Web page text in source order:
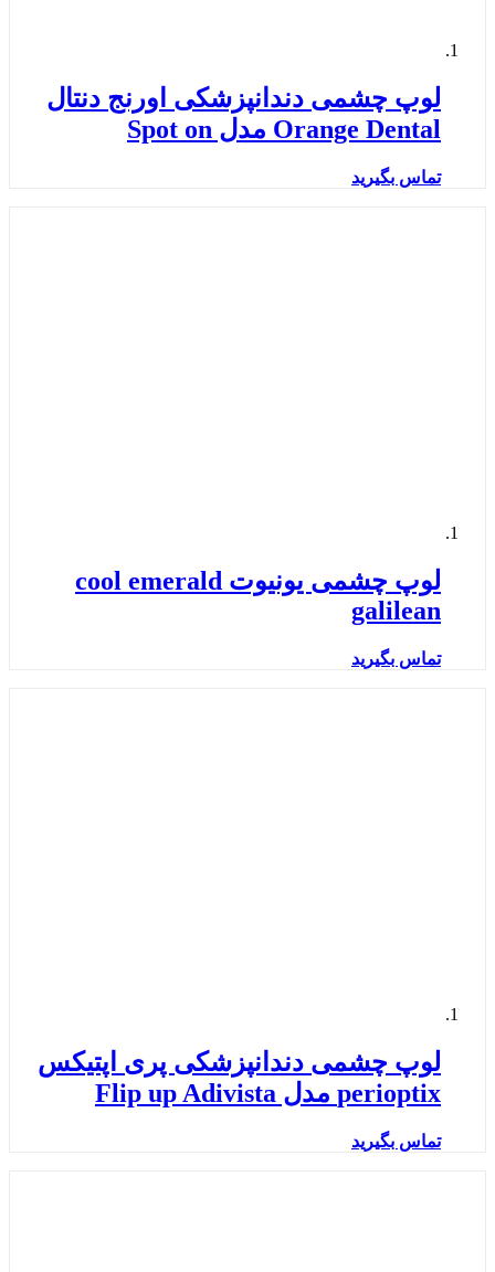
لوپ چشمی دندانپزشکی اورنج دنتال
Orange Dental مدل Spot on
تماس بگیرید
لوپ چشمی یونیوت cool emerald
galilean
تماس بگیرید
لوپ چشمی دندانپزشکی پری اپتیکس
perioptix مدل Flip up Adivista
تماس بگیرید